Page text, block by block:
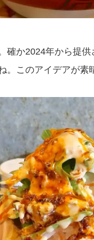
確か2024年から提
。このアイデアが素